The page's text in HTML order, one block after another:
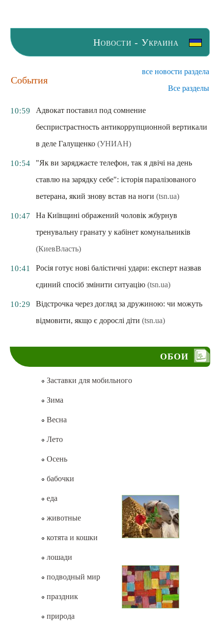
Новости - Украина
События
все новости раздела
Все разделы
10:59
Адвокат поставил под сомнение
беспристрастность антикоррупционной вертикали
в деле Галущенко (УНИАН)
10:54
"Як ви заряджаєте телефон, так я двічі на день
ставлю на зарядку себе": історія паралізованого
ветерана, який знову встав на ноги (tsn.ua)
10:47
На Київщині ображений чоловік жбурнув
тренувальну гранату у кабінет комунальників
(КиевВласть)
10:41
Росія готує нові балістичні удари: експерт назвав
єдиний спосіб змінити ситуацію (tsn.ua)
10:29
Відстрочка через догляд за дружиною: чи можуть
відмовити, якщо є дорослі діти (tsn.ua)
ОБОИ
Заставки для мобильного
Зима
Весна
Лето
Осень
бабочки
еда
животные
котята и кошки
лошади
подводный мир
праздник
природа